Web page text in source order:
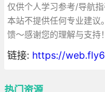
仅供个人学习参考/导航
本站不提供任何专业建议
馈～感谢您的理解与支持！
链接: https://
热门资源